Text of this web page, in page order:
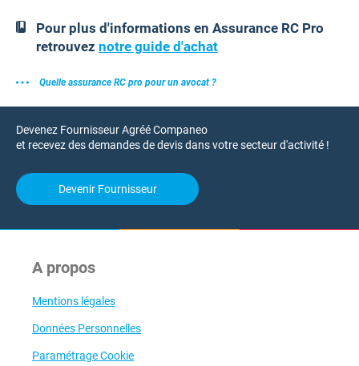
Pour plus d'informations en Assurance RC Pro
retrouvez notre guide d'achat
Quelle assurance RC pro pour un avocat ?
Devenez Fournisseur Agréé Companeo
et recevez des demandes de devis dans votre secteur d'activité !
Devenir Fournisseur
A propos
Mentions légales
Données Personnelles
Paramétrage Cookie